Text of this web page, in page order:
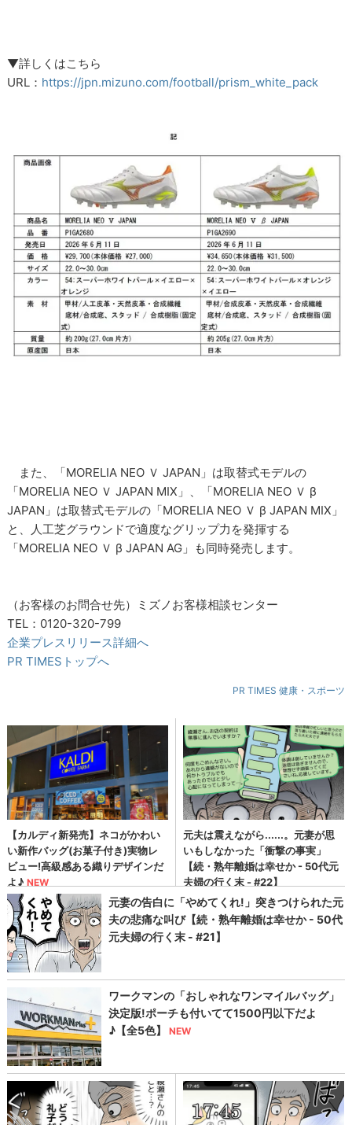
▼詳しくはこちら
URL： https://jpn.mizuno.com/football/prism_white_pack
また、「MORELIA NEO Ｖ JAPAN」は取替式モデルの
「MORELIA NEO Ｖ JAPAN MIX」、「MORELIA NEO Ｖ β
JAPAN」は取替式モデルの「MORELIA NEO Ｖ β JAPAN MIX」
と、人工芝グラウンドで適度なグリップ力を発揮する
「MORELIA NEO Ｖ β JAPAN AG」も同時発売します。
（お客様のお問合せ先）ミズノお客様相談センター
TEL：0120-320-799
企業プレスリリース詳細へ
PR TIMESトップへ
PR TIMES 健康・スポーツ